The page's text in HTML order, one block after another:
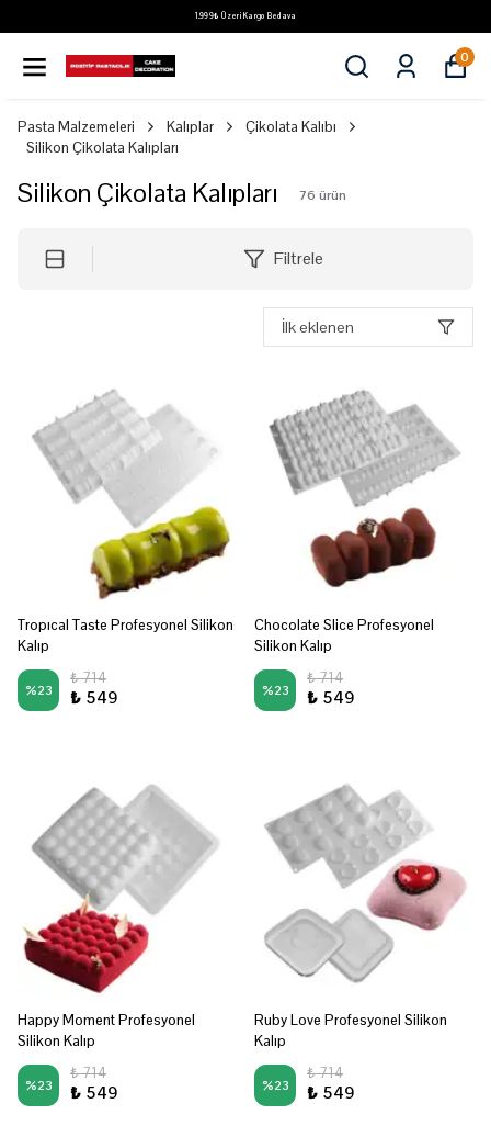
1.999₺ Üzeri Kargo Bedava
0
Pasta Malzemeleri Kalıplar
Çikolata Kalıbı
Silikon Çikolata Kalıpları
Silikon Çikolata Kalıpları 76 ürün
Filtrele
İlk eklenen
Tropıcal Taste Profesyonel Silikon
Kalıp
%23
₺ 714
₺ 549
Chocolate Slice Profesyonel
Silikon Kalıp
%23
₺ 714
₺ 549
Happy Moment Profesyonel
Silikon Kalıp
%23
₺ 714
₺ 549
Ruby Love Profesyonel Silikon
Kalıp
%23
₺ 714
₺ 549